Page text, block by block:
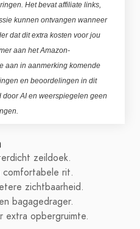
Het bevat affiliate links,
kunnen ontvangen wanneer
dat dit extra kosten voor jou
aan het Amazon-
aan in aanmerking komende
en beoordelingen in dit
AI en weerspiegelen geen
zeildoek.
rit.
zichtbaarheid.
bagagedrager.
extra opbergruimte.